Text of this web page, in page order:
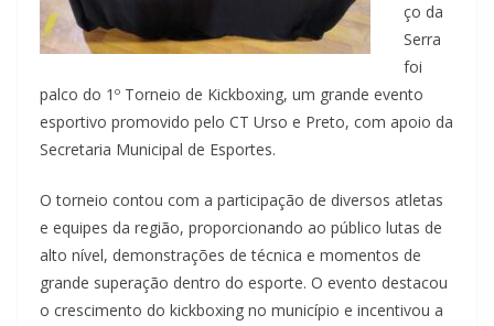
ço da
Serra
foi
palco do 1º Torneio de Kickboxing, um grande evento
esportivo promovido pelo CT Urso e Preto, com apoio da
Secretaria Municipal de Esportes.
O torneio contou com a participação de diversos atletas
e equipes da região, proporcionando ao público lutas de
alto nível, demonstrações de técnica e momentos de
grande superação dentro do esporte. O evento destacou
o crescimento do kickboxing no município e incentivou a